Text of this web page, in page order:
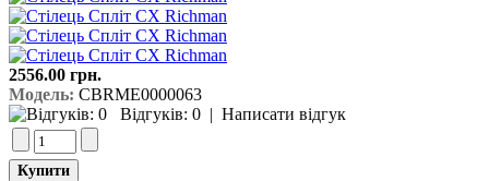
2556.00 грн.
Модель: CBRME0000063
Відгуків: 0 | Написати відгук